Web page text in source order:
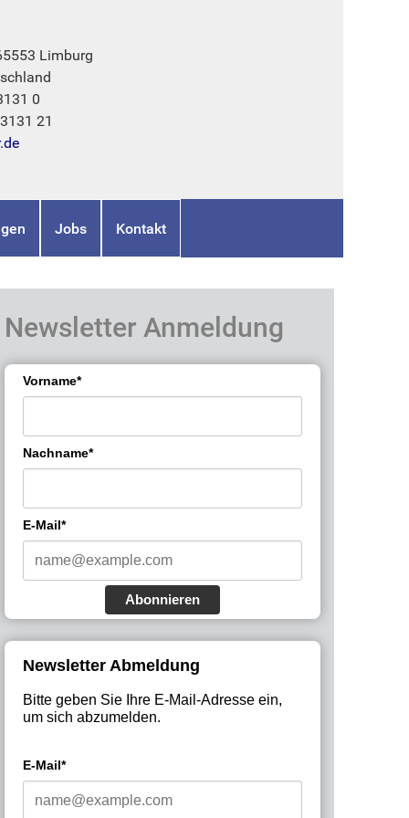
Limburg
0
21
Jobs Kontakt
Newsletter Anmeldung
Vorname*
Nachname*
E-Mail*
Abonnieren
Newsletter Abmeldung
Bitte geben Sie Ihre E-Mail-Adresse ein,
um sich abzumelden.
E-Mail*